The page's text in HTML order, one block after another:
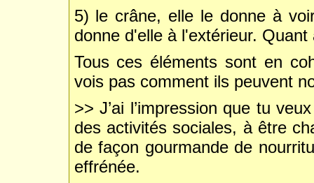
5) le crâne, elle le donne à
donne d'elle à l'extérieur.
Tous ces éléments sont en
vois pas comment ils peuvent
>> J’ai l’impression que tu
des activités sociales, à être
de façon gourmande de
effrénée.